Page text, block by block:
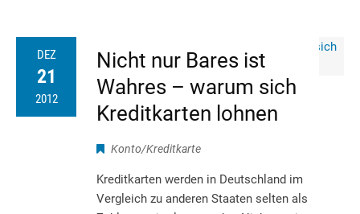
DEZ
21
2012
Nicht nur Bares ist
Wahres – warum sich
Kreditkarten lohnen
Konto/Kreditkarte
Kreditkarten werden in Deutschland im
Vergleich zu anderen Staaten selten als